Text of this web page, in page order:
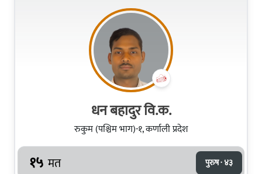
धन बहादुर वि.क.
रुकुम (पश्चिम भाग)-१, कर्णाली प्रदेश
१५ मत पुरुष · ४३